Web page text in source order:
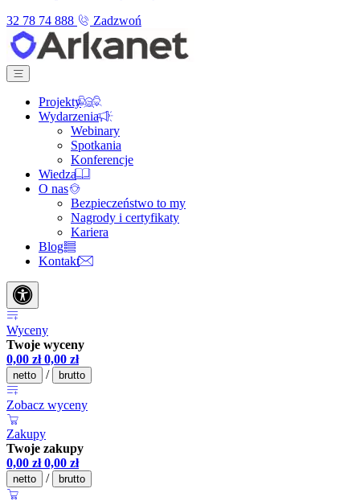
32 78 74 888
Zadzwoń
Projekty
Wydarzenia
Webinary
Spotkania
Konferencje
Wiedza
O nas
Bezpieczeństwo to my
Nagrody i certyfikaty
Kariera
Blog
Kontakt
Wyceny
Twoje wyceny
0,00 zł 0,00 zł
netto / brutto
Zobacz wyceny
Zakupy
Twoje zakupy
0,00 zł 0,00 zł
netto / brutto